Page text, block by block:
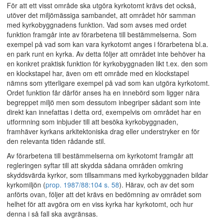
För att ett visst område ska utgöra kyrkotomt krävs det också,
utöver det miljömässiga sambandet, att området hör samman
med kyrkobyggnadens funktion. Vad som avses med ordet
funktion framgår inte av förarbetena till bestämmelserna. Som
exempel på vad som kan vara kyrkotomt anges i förarbetena bl.a.
en park runt en kyrka. Av detta följer att området inte behöver ha
en konkret praktisk funktion för kyrkobyggnaden likt t.ex. den som
en klockstapel har, även om ett område med en klockstapel
nämns som ytterligare exempel på vad som kan utgöra kyrkotomt.
Ordet funktion får därför anses ha en innebörd som ligger nära
begreppet miljö men som dessutom inbegriper sådant som inte
direkt kan innefattas i detta ord, exempelvis om området har en
utformning som inbjuder till att besöka kyrkobyggnaden,
framhäver kyrkans arkitektoniska drag eller understryker en för
den relevanta tiden rådande stil.
Av förarbetena till bestämmelserna om kyrkotomt framgår att
regleringen syftar till att skydda sådana områden omkring
skyddsvärda kyrkor, som tillsammans med kyrkobyggnaden bildar
kyrkomiljön (prop. 1987/88:104 s. 58). Härav, och av det som
anförts ovan, följer att det krävs en bedömning av området som
helhet för att avgöra om en viss kyrka har kyrkotomt, och hur
denna i så fall ska avgränsas.